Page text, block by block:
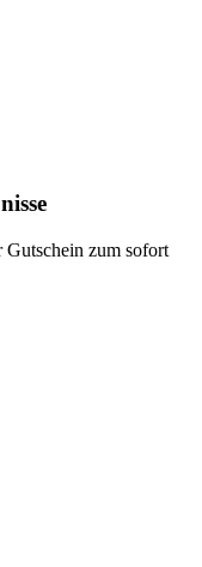
Gutschein zum sofort